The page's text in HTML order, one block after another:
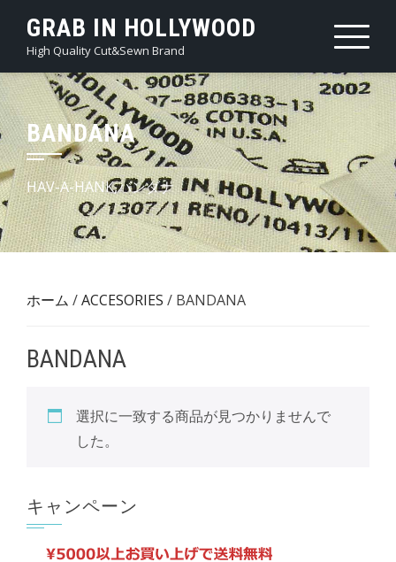
content
GRAB IN HOLLYWOOD
High Quality Cut&Sewn Brand
BANDANA
HAV-A-HANK,バンダナ
ホーム /ACCESORIES / BANDANA
BANDANA
選択に一致する商品が見つかりませんで
した。
キャンペーン